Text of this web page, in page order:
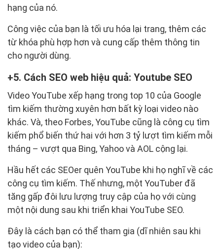
hạng của nó.
Công việc của bạn là tối ưu hóa lại trang, thêm các
từ khóa phù hợp hơn và cung cấp thêm thông tin
cho người dùng.
5. Cách SEO web hiệu quả: Youtube SEO
Video YouTube xếp hạng trong top 10 của Google
tìm kiếm thường xuyên hơn bất kỳ loại video nào
khác. Và, theo Forbes, YouTube cũng là công cụ tìm
kiếm phổ biến thứ hai với hơn 3 tỷ lượt tìm kiếm mỗi
tháng – vượt qua Bing, Yahoo và AOL cộng lại.
Hầu hết các SEOer quên YouTube khi họ nghĩ về các
công cụ tìm kiếm. Thế nhưng, một YouTuber đã
tăng gấp đôi lưu lượng truy cập của họ với cùng
một nội dung sau khi triển khai YouTube SEO.
Đây là cách bạn có thể tham gia (dĩ nhiên sau khi
tạo video của bạn):